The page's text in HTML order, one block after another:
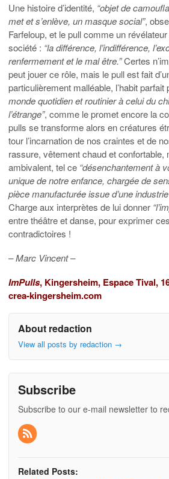
Une histoire d’identité, “objet de
met et s’enlève, un masque social”,
Farfeloup, et le pull comme un
société : “la différence, l’indifférence,
renfermement et le mal être.”Certes
peut jouer ce rôle, mais le pull est fait
particulièrement malléable, l’habit parfait
monde quotidien et routinier à celui du
l’étrange”, comme le promet encore la
pulls se transforme alors en créatures
tour l’incarnation de nos craintes et de
rassure, vêtement chaud et confortable,
ambivalent, tel ce “désenchantement à
unique de notre enfance, chargée de
pièce manufacturée issue d’une
Charge aux interprètes de lui donner
entre théâtre et danse, pour exprimer
contradictoires !
– Marc Vincent –
ImPulls, Kingersheim, Espace Tival,
crea-kingersheim.com
About redaction
View all posts by redaction →
Subscribe
Subscribe to our e-mail newsletter to
Related Posts: